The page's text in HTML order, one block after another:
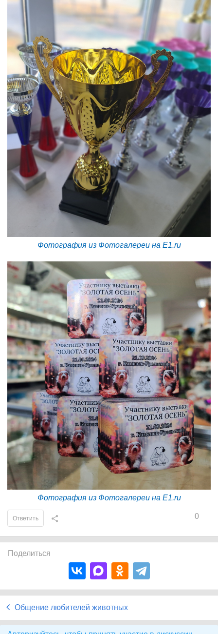
Фотография из Фотогалереи на E1.ru
Фотография из Фотогалереи на E1.ru
0
Ответить
Поделиться
Общение любителей животных